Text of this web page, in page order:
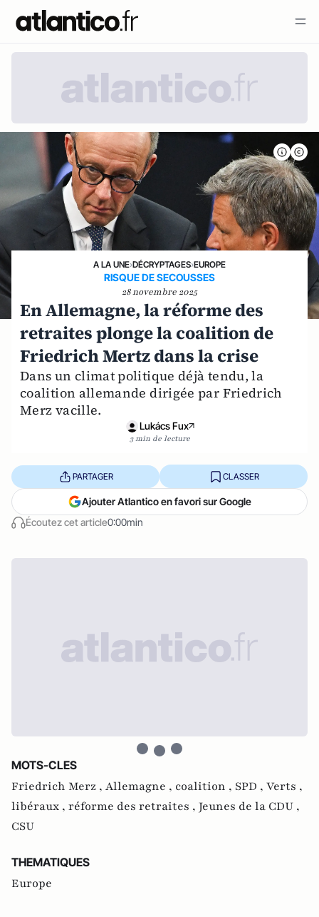
A LA UNE›DÉCRYPTAGES›EUROPE
RISQUE DE SECOUSSES
28 novembre 2025
En Allemagne, la réforme des
retraites plonge la coalition de
Friedrich Mertz dans la crise
Dans un climat politique déjà tendu, la
coalition allemande dirigée par Friedrich
Merz vacille.
Lukács Fux
3 min de lecture
Écoutez cet article0:00min
PARTAGER CLASSER
Ajouter Atlantico en favori sur Google
MOTS-CLES
Friedrich Merz , Allemagne , coalition , SPD , Verts ,
libéraux , réforme des retraites , Jeunes de la CDU ,
CSU
THEMATIQUES
Europe